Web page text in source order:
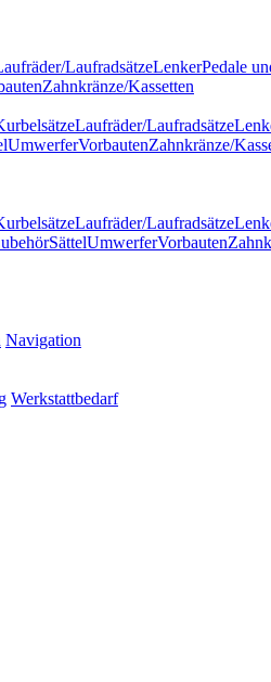
LaufradsätzeLenkerPedale
Zahnkränze/Kassetten
Laufräder/Laufradsätze
UmwerferVorbautenZahnkränze/
Laufräder/Laufradsätze
SättelUmwerferVorbauten
Navigation
Werkstattbedarf